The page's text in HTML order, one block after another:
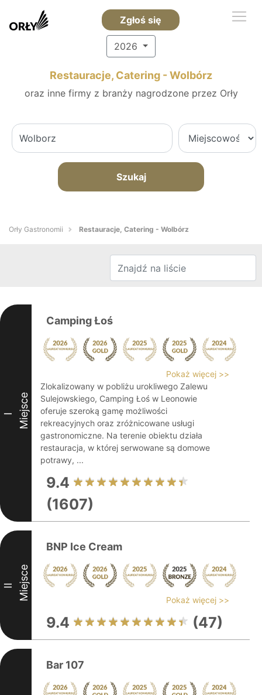
Zgłoś się
2026
Restauracje, Catering - Wolbórz
oraz inne firmy z branży nagrodzone przez Orły
Szukaj
Orły Gastronomii Restauracje, Catering - Wolbórz
I Miejsce
Camping Łoś
Pokaż więcej >>
Zlokalizowany w pobliżu urokliwego Zalewu
Sulejowskiego, Camping Łoś w Leonowie
oferuje szeroką gamę możliwości
rekreacyjnych oraz zróżnicowane usługi
gastronomiczne. Na terenie obiektu działa
restauracja, w której serwowane są domowe
potrawy, ...
9.4
(1607)
II Miejsce
BNP Ice Cream
Pokaż więcej >>
9.4 (47)
Bar 107